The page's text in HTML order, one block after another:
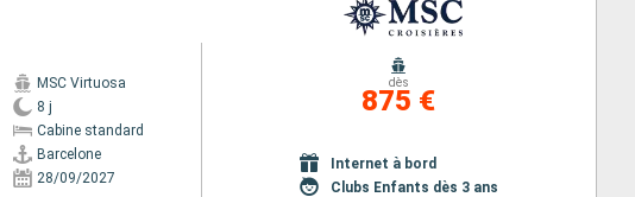
MSC Virtuosa
8 j
Cabine standard
Barcelone
28/09/2027
dès
875 €
Internet à bord
Clubs Enfants dès 3 ans